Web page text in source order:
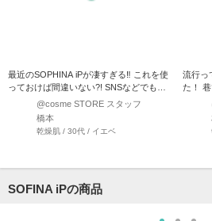
最近のSOPHINA iPが凄すぎる‼︎ これを使
っておけば間違いない?! SNSなどでも人
@cosme STORE スタッフ
橋本
乾燥肌 / 30代 / イエベ
流行っ
た！ 巷で流行っているこのクリーム。ど
んな
SOFINA iPの商品